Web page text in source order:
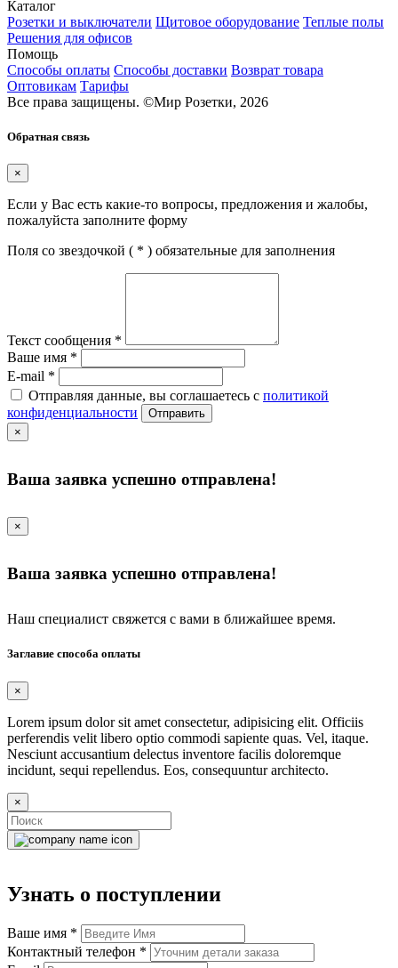
Каталог
Розетки и выключатели Щитовое оборудование Теплые полы
Решения для офисов
Помощь
Способы оплаты Способы доставки Возврат товара
Оптовикам Тарифы
Все права защищены. ©Мир Розетки, 2026
Обратная связь
×
Если у Вас есть какие-то вопросы, предложения и жалобы,
пожалуйста заполните форму
Поля со звездочкой ( * ) обязательные для заполнения
Текст сообщения *
Ваше имя *
E-mail *
Отправляя данные, вы соглашаетесь с политикой
конфиденциальности
Отправить
×
Ваша заявка успешно отправлена!
×
Ваша заявка успешно отправлена!
Наш специалист свяжется с вами в ближайшее время.
Заглавие способа оплаты
×
Lorem ipsum dolor sit amet consectetur, adipisicing elit. Officiis
perferendis velit libero optio commodi sapiente quas. Vel, itaque.
Nesciunt accusantium delectus inventore facilis doloremque
incidunt, sequi repellendus. Eos, consequuntur architecto.
×
Узнать о поступлении
Ваше имя *
Контактный телефон *